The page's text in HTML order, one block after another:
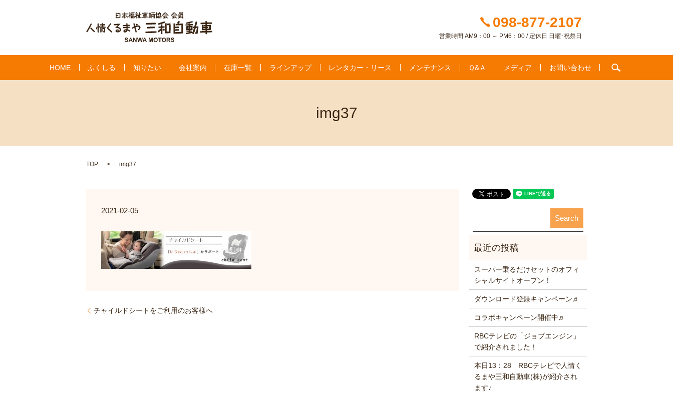
098-877-2107
営業時間 AM9：00 ～ PM6：00 / 定休日 日曜･祝祭日
HOME ふくしる 知りたい 会社案内 在庫一覧 ラインアップ レンタカー・リース メンテナンス Ｑ&Ａ メディア お問い合わせ
img37
TOP img37
2021-02-05
チャイルドシートをご利用のお客様へ
スーパー乗るだけセットのオフィ
シャルサイトオープン！
ダウンロード登録キャンペーン♬
コラボキャンペーン開催中♬
RBCテレビの「ジョブエンジン」
で紹介されました！
本日13：28 RBCテレビで人情く
るまや三和自動車(株)が紹介され
ます♪